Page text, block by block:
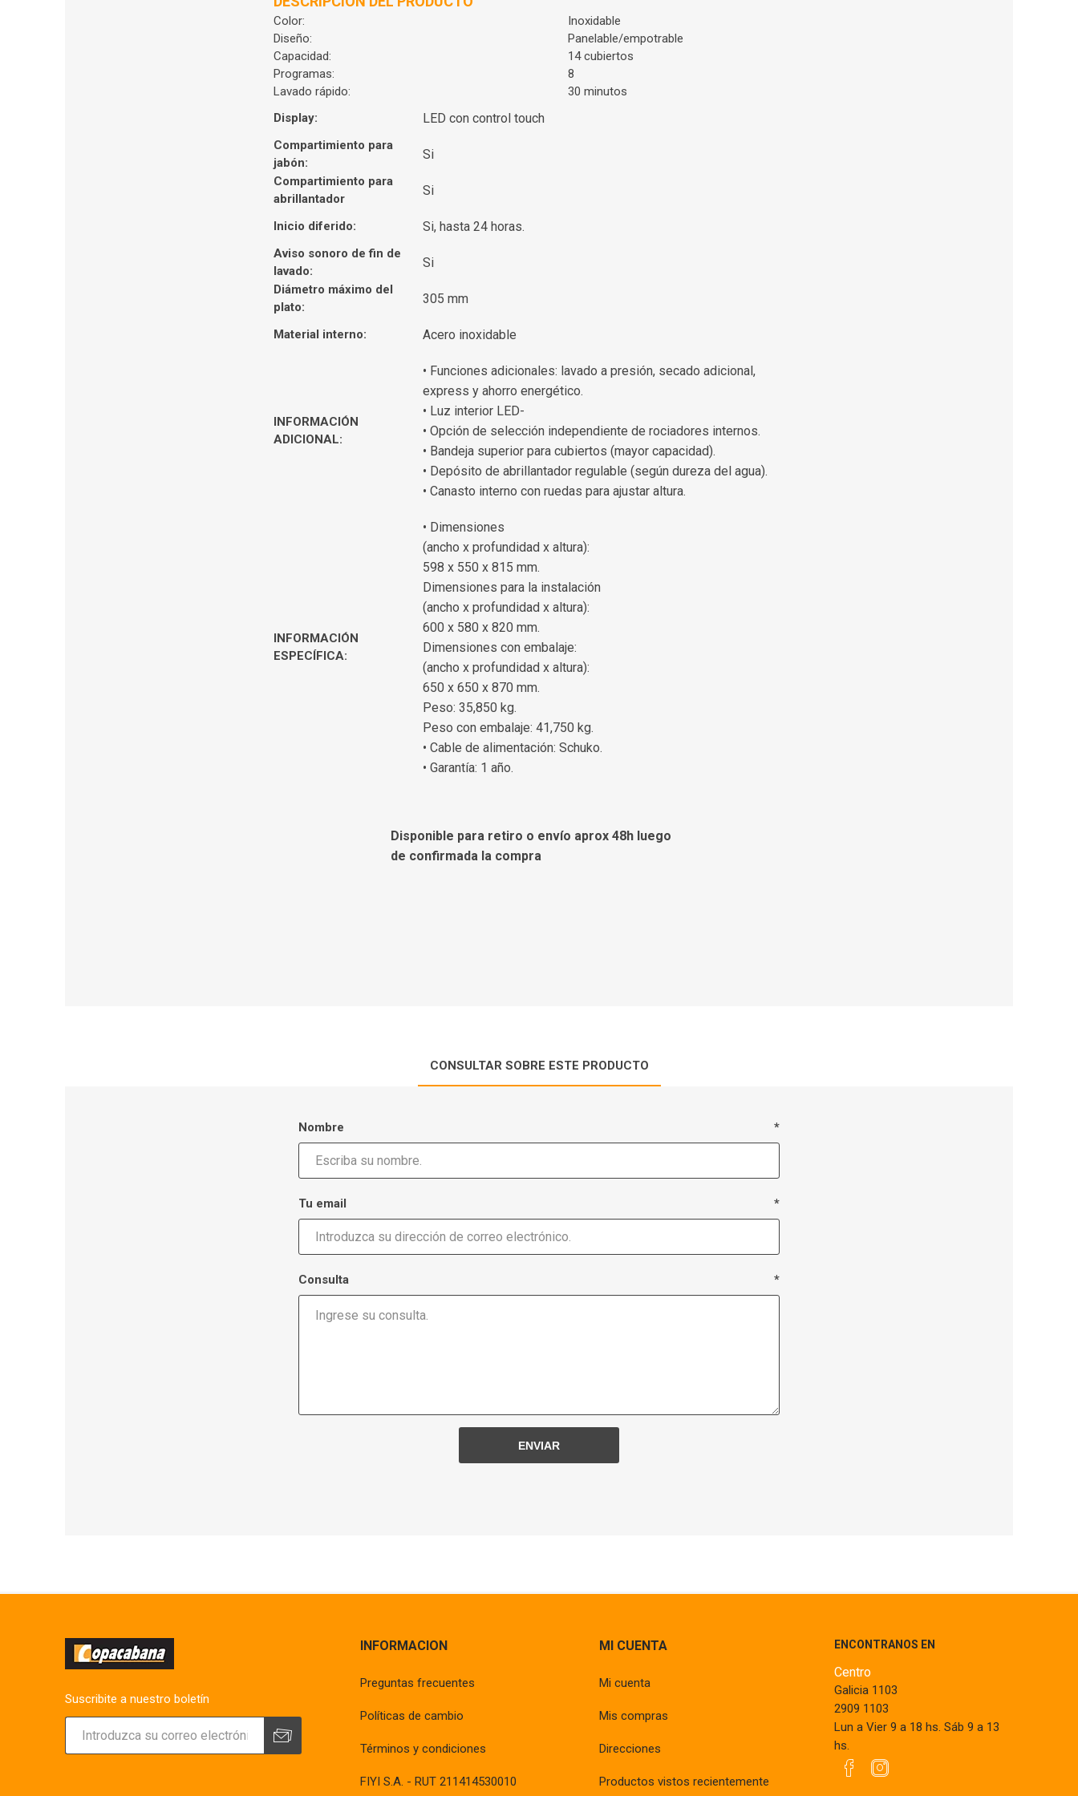
Color:
Inoxidable
Diseño:
Panelable/empotrable
Capacidad:
14 cubiertos
Programas:
8
Lavado rápido:
30 minutos
Display:
LED con control touch
Compartimiento para
jabón:
Si
Compartimiento para
abrillantador
Si
Inicio diferido: Si, hasta 24 horas.
Aviso sonoro de fin de
lavado:
Si
Diámetro máximo del
plato:
305 mm
Material interno: Acero inoxidable
INFORMACIÓN
ADICIONAL:
• Funciones adicionales: lavado a presión, secado adicional,
express y ahorro energético.
• Luz interior LED-
• Opción de selección independiente de rociadores internos.
• Bandeja superior para cubiertos (mayor capacidad).
• Depósito de abrillantador regulable (según dureza del agua).
• Canasto interno con ruedas para ajustar altura.
INFORMACIÓN
ESPECÍFICA:
• Dimensiones
(ancho x profundidad x altura):
598 x 550 x 815 mm.
Dimensiones para la instalación
(ancho x profundidad x altura):
600 x 580 x 820 mm.
Dimensiones con embalaje:
(ancho x profundidad x altura):
650 x 650 x 870 mm.
Peso: 35,850 kg.
Peso con embalaje: 41,750 kg.
• Cable de alimentación: Schuko.
• Garantía: 1 año.
Disponible para retiro o envío aprox 48h luego
de confirmada la compra
CONSULTAR SOBRE ESTE PRODUCTO
Nombre *
Tu email *
Consulta *
Suscribite a nuestro boletín
INFORMACION
Preguntas frecuentes
Políticas de cambio
Términos y condiciones
FIYI S.A. - RUT 211414530010
MI CUENTA
Mi cuenta
Mis compras
Direcciones
Productos vistos recientemente
ENCONTRANOS EN
Centro
Galicia 1103
2909 1103
Lun a Vier 9 a 18 hs. Sáb 9 a 13
hs.